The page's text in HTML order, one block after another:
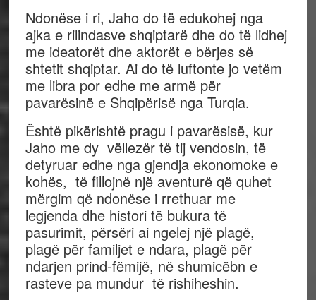
Ndonëse i ri, Jaho do të edukohej nga
ajka e rilindasve shqiptarë dhe do të lidhej
me ideatorët dhe aktorët e bërjes së
shtetit shqiptar. Ai do të luftonte jo vetëm
me libra por edhe me armë për
pavarësinë e Shqipërisë nga Turqia.
Është pikërishtë pragu i pavarësisë, kur
Jaho me dy vëllezër të tij vendosin, të
detyruar edhe nga gjendja ekonomoke e
kohës, të fillojnë një aventurë që quhet
mërgim që ndonëse i rrethuar me
legjenda dhe histori të bukura të
pasurimit, përsëri ai ngelej një plagë,
plagë për familjet e ndara, plagë për
ndarjen prind-fëmijë, në shumicëbn e
rasteve pa mundur të rishiheshin.